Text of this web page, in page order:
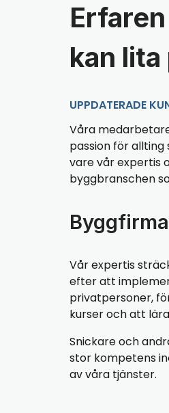
kan lita
UPPDATERADE
Våra
passion för
vare vår expertis
byggbranschen
Vår expertis
efter att
privatpersoner,
kurser och att
Snickare och
stor kompetens
av våra tjänster.